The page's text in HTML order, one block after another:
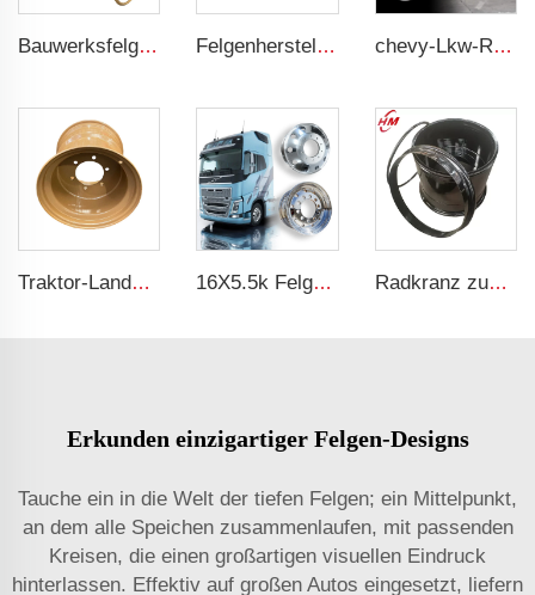
Bauwerksfelgen 22.0/3.0-25 OTR-Felgen 5Stück Stahlfelgen TL 26.5R25 Baureifen Felgenhersteller Schleiferlenkung Laderfelgen 8.25 x 16.5 Stahlfelgen auf Bestellung 8 Löcher 10-16.5 Ladereifen chevy-Lkw-Räder 11r22.5 17.5 20 Zoll 24 22.5 4x4 schwarze und chromierte Räder für LKW
Traktor-Landwirtschaftsrad 16x17 Agrar-Stahlradscheiben für 500/50-17 Aufbau-Reifen 16X5.5k Felgen für LKW oder Räder aus Legierungen Radkranz zum Verkauf, werksseitig angepasst, 20-26 Laderäder für Reifen 23.1-26
Erkunden einzigartiger Felgen-Designs
Tauche ein in die Welt der tiefen Felgen; ein Mittelpunkt,
an dem alle Speichen zusammenlaufen, mit passenden
Kreisen, die einen großartigen visuellen Eindruck
hinterlassen. Effektiv auf großen Autos eingesetzt, liefern